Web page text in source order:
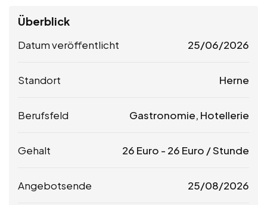
Überblick
Datum veröffentlicht 25/06/2026
Standort Herne
Berufsfeld Gastronomie, Hotellerie
Gehalt 26 Euro - 26 Euro / Stunde
Angebotsende 25/08/2026